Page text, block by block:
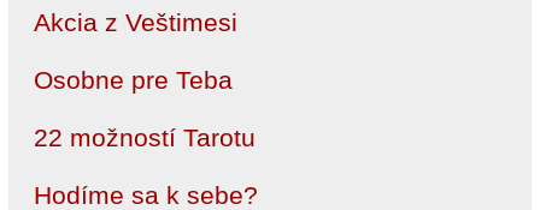
Akcia z Veštimesi
Osobne pre Teba
22 možností Tarotu
Hodíme sa k sebe?